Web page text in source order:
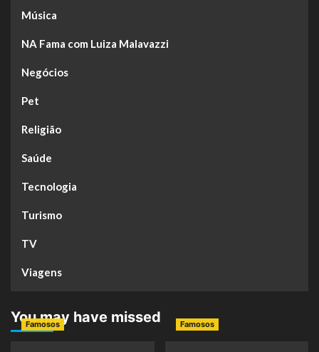
Música
NA Fama com Luiza Malavazzi
Negócios
Pet
Religião
Saúde
Tecnologia
Turismo
TV
Viagens
You may have missed
Famosos Famosos